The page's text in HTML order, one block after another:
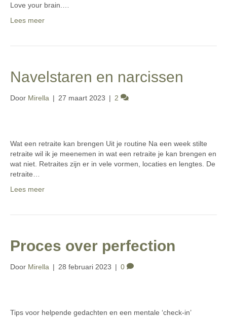
Love your brain.…
Lees meer
Navelstaren en narcissen
Door Mirella | 27 maart 2023 | 2
Wat een retraite kan brengen Uit je routine Na een week stilte
retraite wil ik je meenemen in wat een retraite je kan brengen en
wat niet. Retraites zijn er in vele vormen, locaties en lengtes. De
retraite…
Lees meer
Proces over perfection
Door Mirella | 28 februari 2023 | 0
Tips voor helpende gedachten en een mentale ‘check-in’